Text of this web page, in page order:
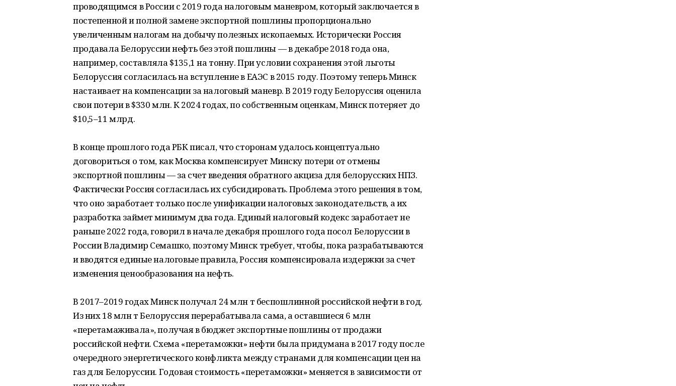
проводящимся в России с 2019 года налоговым маневром, который заключается в
постепенной и полной замене экспортной пошлины пропорционально
увеличенным налогам на добычу полезных ископаемых. Исторически Россия
продавала Белоруссии нефть без этой пошлины — в декабре 2018 года она,
например, составляла $135,1 на тонну. При условии сохранения этой льготы
Белоруссия согласилась на вступление в ЕАЭС в 2015 году. Поэтому теперь Минск
настаивает на компенсации за налоговый маневр. В 2019 году Белоруссия оценила
свои потери в $330 млн. К 2024 годах, по собственным оценкам, Минск потеряет до
$10,5–11 млрд.
В конце прошлого года РБК писал, что сторонам удалось концептуально
договориться о том, как Москва компенсирует Минску потери от отмены
экспортной пошлины — за счет введения обратного акциза для белорусских НПЗ.
Фактически Россия согласилась их субсидировать. Проблема этого решения в том,
что оно заработает только после унификации налоговых законодательств, а их
разработка займет минимум два года. Единый налоговый кодекс заработает не
раньше 2022 года, говорил в начале декабря прошлого года посол Белоруссии в
России Владимир Семашко, поэтому Минск требует, чтобы, пока разрабатываются
и вводятся единые налоговые правила, Россия компенсировала издержки за счет
изменения ценообразования на нефть.
В 2017–2019 годах Минск получал 24 млн т беспошлинной российской нефти в год.
Из них 18 млн т Белоруссия перерабатывала сама, а оставшиеся 6 млн
«перетамаживала», получая в бюджет экспортные пошлины от продажи
российской нефти. Схема «перетаможки» нефти была придумана в 2017 году после
очередного энергетического конфликта между странами для компенсации цен на
газ для Белоруссии. Годовая стоимость «перетаможки» меняется в зависимости от